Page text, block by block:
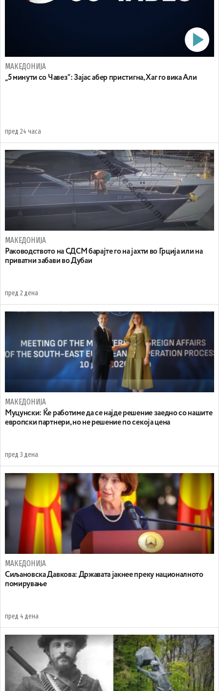
МАКЕДОНИЈА
„5 минути со Чавез“: Зајас абер пристигна, Хаг го вика Али
пред 24 часа
МАКЕДОНИЈА
Раководството на СДСМ барајте го на јахти во Грција или на
приватни забави во Дубаи
пред 2 дена
МАКЕДОНИЈА
Муцунски: Ќе работиме да се најде решение заедно со нашите
европски партнери, но не решение по секоја цена
пред 3 дена
МАКЕДОНИЈА
Сиљановска Давкова: Државата јакнее преку националното
помирување
пред 4 дена